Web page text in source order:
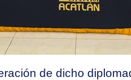
de dicho